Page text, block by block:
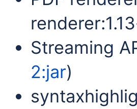
Streaming
2:jar)